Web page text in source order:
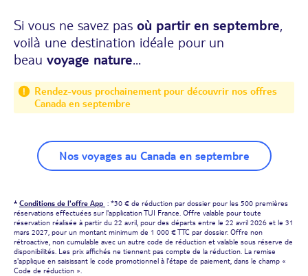
Si vous ne savez pas où partir en septembre,
voilà une destination idéale pour un
beau voyage nature...
Rendez-vous prochainement pour découvrir nos offres
Canada en septembre
Nos voyages au Canada en septembre
* Conditions de l'offre App : *30 € de réduction par dossier pour les 500 premières
réservations effectuées sur l'application TUI France. Offre valable pour toute
réservation réalisée à partir du 22 avril, pour des départs entre le 22 avril 2026 et le 31
mars 2027, pour un montant minimum de 1 000 € TTC par dossier. Offre non
rétroactive, non cumulable avec un autre code de réduction et valable sous réserve de
disponibilités. Les prix affichés ne tiennent pas compte de la réduction. La remise
s'applique en saisissant le code promotionnel à l'étape de paiement, dans le champ «
Code de réduction ».